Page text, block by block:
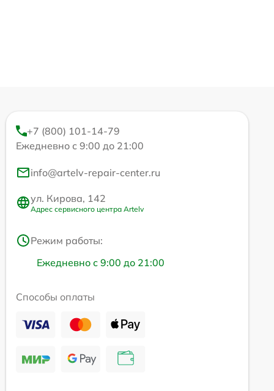
+7 (800) 101-14-79
Ежедневно с 9:00 до 21:00
info@artelv-repair-center.ru
ул. Кирова, 142
Адрес сервисного центра Artelv
Режим работы:
Ежедневно с 9:00 до 21:00
Способы оплаты